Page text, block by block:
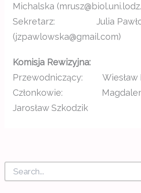
Michalska
Sekretarz: Julia
(jzpawlowska@gmail.com)
Komisja Rewizyjna:
Przewodniczący: Wiesław
Członkowie:
Jarosław Szkodzik